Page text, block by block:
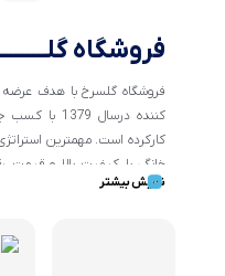
فروشگاه
فروشگاه گلسرخ با هدف
کننده درسال
کارکرده است. مهمترین
خانگی با کیفیت بالا و قیمت
کالاهای خانگی و تهیه
فروشگاه اینترنتی گلسرخ به
نمایش بیشتر